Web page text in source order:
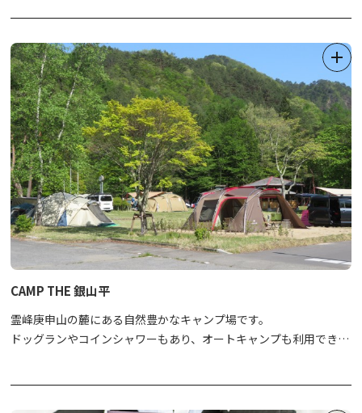
CAMP THE 銀山平
霊峰庚申山の麓にある自然豊かなキャンプ場です。
ドッグランやコインシャワーもあり、オートキャンプも利用できま